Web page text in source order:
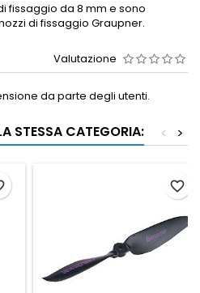
fissaggio da 8 mm e sono
di fissaggio Graupner.
Valutazione
da parte degli utenti.
STESSA CATEGORIA: >
<
favorite_border